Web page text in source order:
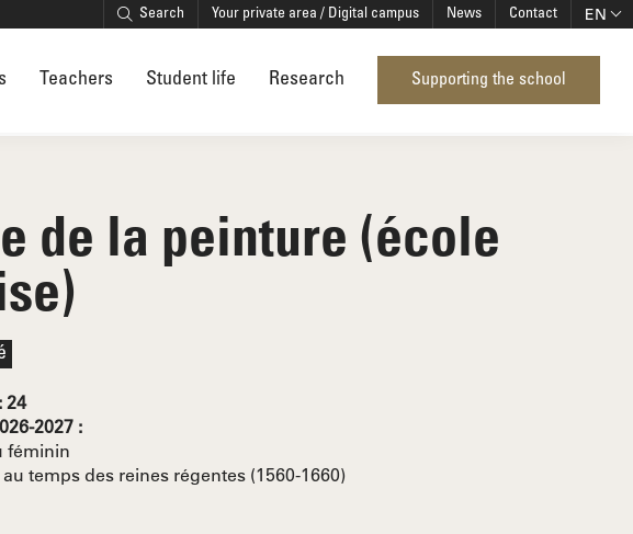
Search Your private area / Digital campus News Contact EN
Teachers Student life Research Supporting the school
de la peinture (école
24
2027 :
féminin
temps des reines régentes (1560-1660)